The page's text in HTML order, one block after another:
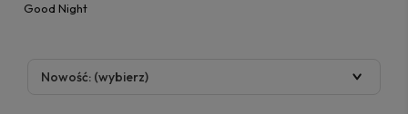
Good Night
Nowość: (wybierz)